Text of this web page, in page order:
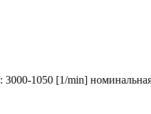
1050 [1/min]